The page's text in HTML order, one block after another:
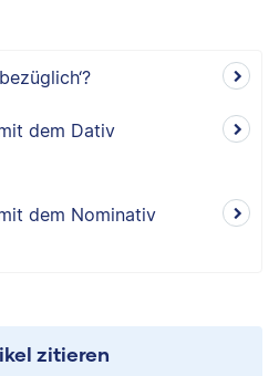
dem Dativ
dem Nominativ
zitieren